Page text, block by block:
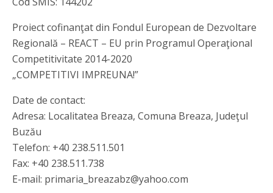
Proiect cofinanţat din Fondul European de Dezvoltare
Regională – REACT – EU prin Programul Operaţional
Competitivitate 2014-2020
„COMPETITIVI IMPREUNA!”
Date de contact:
Adresa: Localitatea Breaza, Comuna Breaza, Judeţul
Buzău
Telefon: +40 238.511.501
Fax: +40 238.511.738
E-mail: primaria_breazabz@yahoo.com